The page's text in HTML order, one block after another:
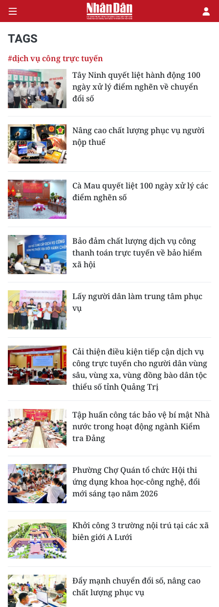
CHÍNH TRỊ
KINH TẾ
XÃ HỘI
PHÁP LUẬT
DU LỊCH
THẾ GIỚI
GIÁO DỤC
KHOA HỌC - CÔNG NGHỆ
MÔI TRƯỜNG
BẠN ĐỌC
KIỂM CHỨNG THÔNG TIN
54 DÂN TỘC VIỆT NAM
CHƯƠNG TRÌNH OCOP - MỖI XÃ
RADIO
E-Magazine
Video
Media Chính trị
Media Kinh tế
TAGS
#dịch vụ công trực tuyến
Tây Ninh quyết liệt hành động 100
ngày xử lý điểm nghẽn về chuyển
đổi số
Nâng cao chất lượng phục vụ người
nộp thuế
Cà Mau quyết liệt 100 ngày xử lý các
điểm nghẽn số
Bảo đảm chất lượng dịch vụ công
thanh toán trực tuyến về bảo hiểm
xã hội
Lấy người dân làm trung tâm phục
vụ
Cải thiện điều kiện tiếp cận dịch vụ
công trực tuyến cho người dân vùng
sâu, vùng xa, vùng đồng bào dân tộc
thiểu số tỉnh Quảng Trị
Tập huấn công tác bảo vệ bí mật Nhà
nước trong hoạt động ngành Kiểm
tra Đảng
Phường Chợ Quán tổ chức Hội thi
ứng dụng khoa học-công nghệ, đổi
mới sáng tạo năm 2026
Khởi công 3 trường nội trú tại các xã
biên giới A Lưới
Đẩy mạnh chuyển đổi số, nâng cao
chất lượng phục vụ